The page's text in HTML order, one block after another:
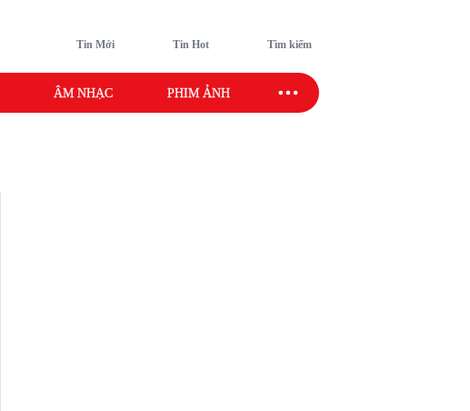
Tin Mới Tin Hot Tìm kiếm
ÂM NHẠC PHIM ẢNH SAO SPORT